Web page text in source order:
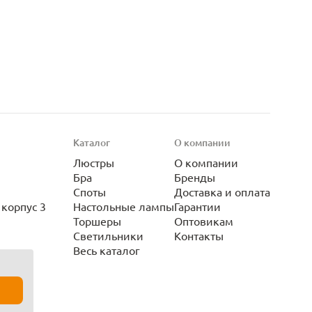
3
Каталог
Люстры
Бра
Споты
Настольные лампы
Торшеры
Светильники
Весь каталог
О компании
О компании
Бренды
Доставка и оплата
Гарантии
Оптовикам
Контакты